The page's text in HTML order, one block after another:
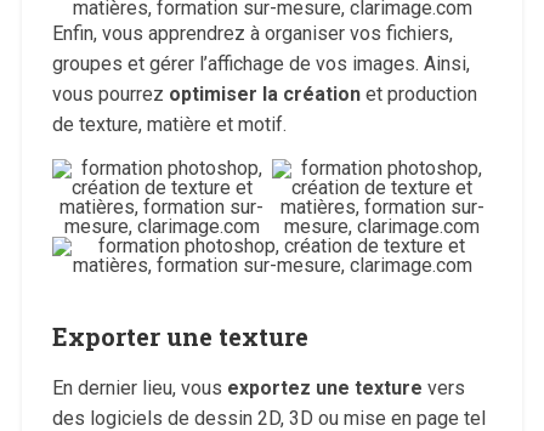
Enfin, vous apprendrez à organiser vos fichiers,
groupes et gérer l’affichage de vos images. Ainsi,
vous pourrez optimiser la créationet production
de texture, matière et motif.
Exporter une texture
En dernier lieu, vous exportez une texture vers
des logiciels de dessin 2D, 3D ou mise en page tel